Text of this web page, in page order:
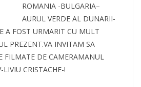
ROMANIA -BULGARIA–
AURUL VERDE AL DUNARII-
A FOST URMARIT CU MULT
PREZENT.VA INVITAM SA
FILMATE DE CAMERAMANUL
CRISTACHE-!